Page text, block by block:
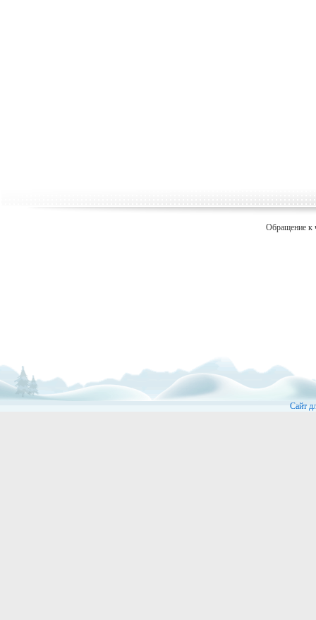
Обращение к
Сайт